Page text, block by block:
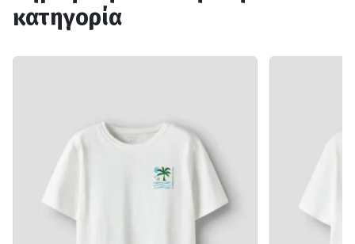
κατηγορία